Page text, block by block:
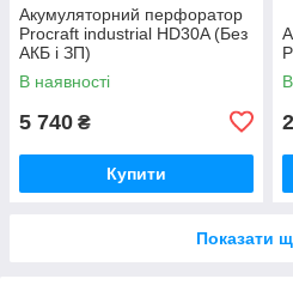
Акумуляторний перфоратор
Procraft industrial HD30A (Без
АКБ і ЗП)
В наявності
5 740 ₴
Купити
Показати